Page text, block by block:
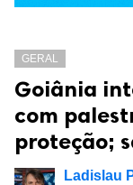
GERAL
Goiânia
com
proteção;
Ladislau